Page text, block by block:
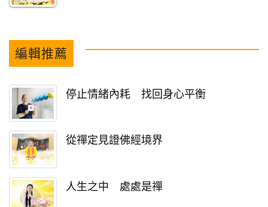
編輯推薦
停止情緒內耗 找回身心平衡
從禪定見證佛經境界
人生之中 處處是禪